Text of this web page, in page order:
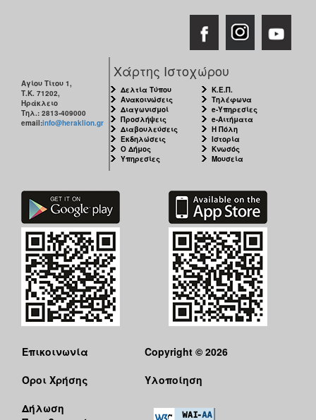
Αγίου Τίτου 1,
Τ.Κ. 71202,
Ηράκλειο
Τηλ.: 2813-409000
email:info@heraklion.gr
Χάρτης Ιστοχώρου
Δελτία Τύπου
Ανακοινώσεις
Διαγωνισμοί
Προσλήψεις
Διαβουλεύσεις
Εκδηλώσεις
Ο Δήμος
Υπηρεσίες
Κ.Ε.Π.
Τηλέφωνα
e-Υπηρεσίες
e-Αιτήματα
Η Πόλη
Ιστορία
Κνωσός
Μουσεία
Επικοινωνία
Όροι Χρήσης
Δήλωση
Copyright © 2026
Υλοποίηση